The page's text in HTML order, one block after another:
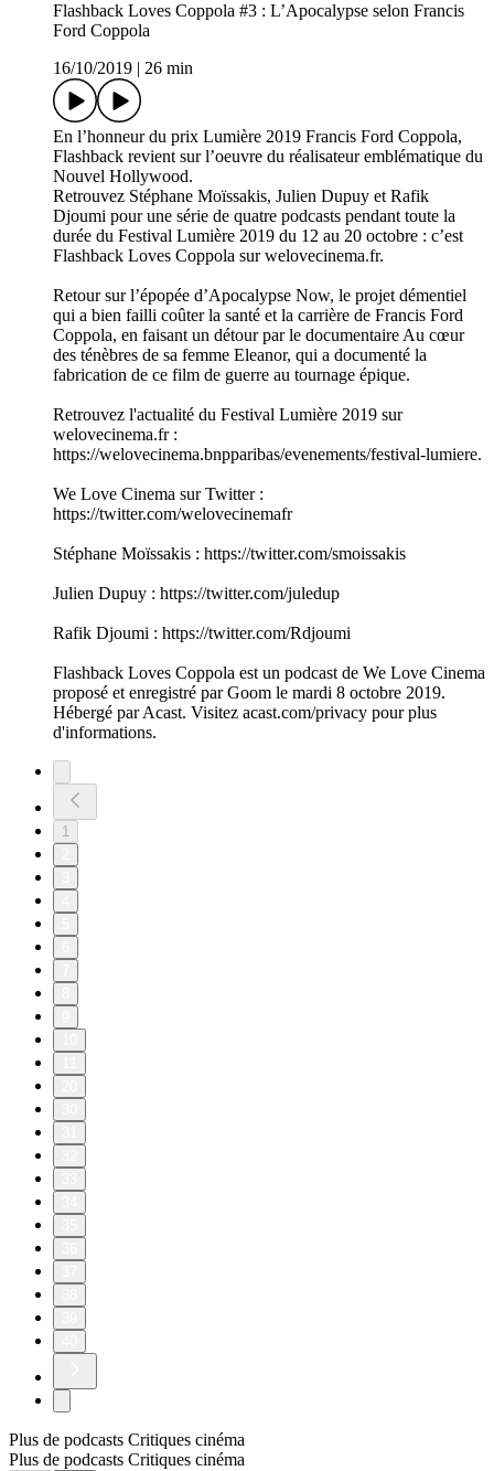
Flashback Loves Coppola #3 : L’Apocalypse selon Francis
Ford Coppola
16/10/2019
26 min
En l’honneur du prix Lumière 2019 Francis Ford Coppola,
Flashback revient sur l’oeuvre du réalisateur emblématique du
Nouvel Hollywood.
Retrouvez Stéphane Moïssakis, Julien Dupuy et Rafik
Djoumi pour une série de quatre podcasts pendant toute la
durée du Festival Lumière 2019 du 12 au 20 octobre : c’est
Flashback Loves Coppola sur welovecinema.fr.
Retour sur l’épopée d’Apocalypse Now, le projet démentiel
qui a bien failli coûter la santé et la carrière de Francis Ford
Coppola, en faisant un détour par le documentaire Au cœur
des ténèbres de sa femme Eleanor, qui a documenté la
fabrication de ce film de guerre au tournage épique.
Retrouvez l'actualité du Festival Lumière 2019 sur
welovecinema.fr :
https://welovecinema.bnpparibas/evenements/festival-lumiere.
We Love Cinema sur Twitter :
https://twitter.com/welovecinemafr
Stéphane Moïssakis : https://twitter.com/smoissakis
Julien Dupuy : https://twitter.com/juledup
Rafik Djoumi : https://twitter.com/Rdjoumi
Flashback Loves Coppola est un podcast de We Love Cinema
proposé et enregistré par Goom le mardi 8 octobre 2019.
Hébergé par Acast. Visitez acast.com/privacy pour plus
d'informations.
1
Plus de podcasts Critiques cinéma
Plus de podcasts Critiques cinéma